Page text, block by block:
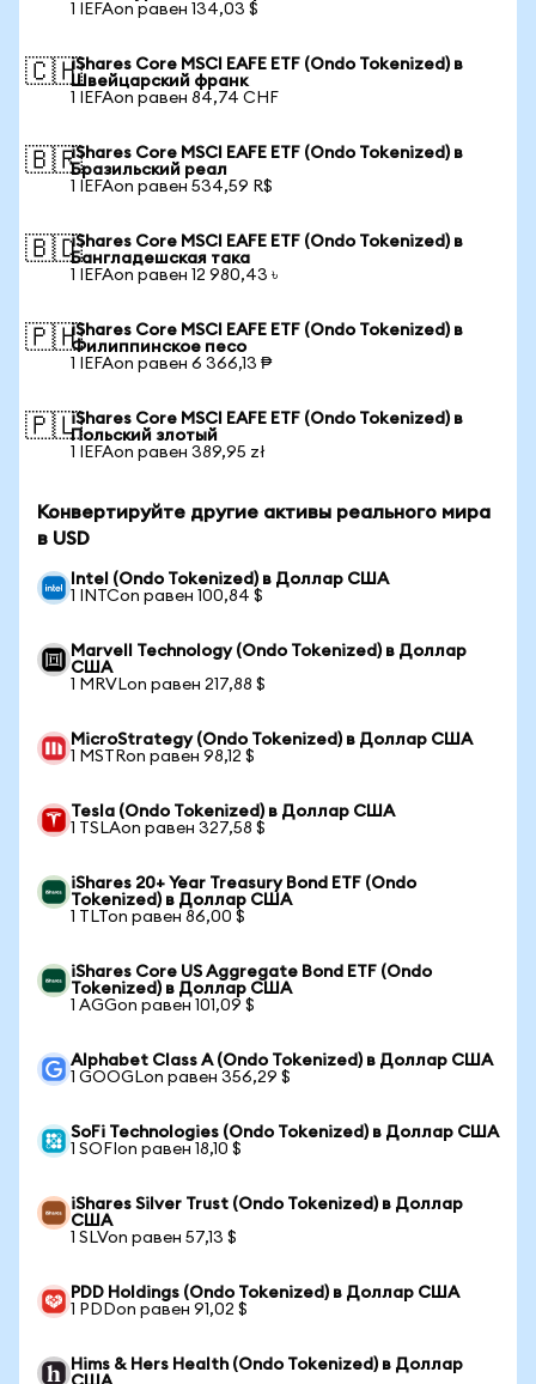
1 IEFAon равен 134,03 $
🇨🇭iShares Core MSCI EAFE ETF (Ondo Tokenized) в
Швейцарский франк
1 IEFAon равен 84,74 CHF
🇧🇷iShares Core MSCI EAFE ETF (Ondo Tokenized) в
Бразильский реал
1 IEFAon равен 534,59 R$
🇧🇩iShares Core MSCI EAFE ETF (Ondo Tokenized) в
Бангладешская така
1 IEFAon равен 12 980,43 ৳
🇵🇭iShares Core MSCI EAFE ETF (Ondo Tokenized) в
Филиппинское песо
1 IEFAon равен 6 366,13 ₱
🇵🇱iShares Core MSCI EAFE ETF (Ondo Tokenized) в
Польский злотый
1 IEFAon равен 389,95 zł
Конвертируйте другие активы реального мира
в USD
Intel (Ondo Tokenized) в Доллар США
1 INTCon равен 100,84 $
Marvell Technology (Ondo Tokenized) в Доллар
США
1 MRVLon равен 217,88 $
MicroStrategy (Ondo Tokenized) в Доллар США
1 MSTRon равен 98,12 $
Tesla (Ondo Tokenized) в Доллар США
1 TSLAon равен 327,58 $
iShares 20+ Year Treasury Bond ETF (Ondo
Tokenized) в Доллар США
1 TLTon равен 86,00 $
iShares Core US Aggregate Bond ETF (Ondo
Tokenized) в Доллар США
1 AGGon равен 101,09 $
Alphabet Class A (Ondo Tokenized) в Доллар США
1 GOOGLon равен 356,29 $
SoFi Technologies (Ondo Tokenized) в Доллар США
1 SOFIon равен 18,10 $
iShares Silver Trust (Ondo Tokenized) в Доллар
США
1 SLVon равен 57,13 $
PDD Holdings (Ondo Tokenized) в Доллар США
1 PDDon равен 91,02 $
Hims & Hers Health (Ondo Tokenized) в Доллар